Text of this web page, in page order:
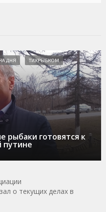
рыбаки готовятся к
путине
ДНЯ ТИХРЫБКОМ
о текущих делах в